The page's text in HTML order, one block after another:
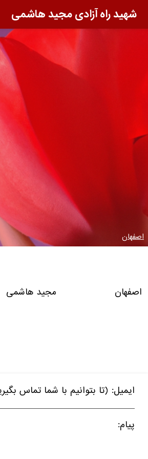
شهید راه آزادی مجید هاشمی
اصفهان
اصفهان مجید هاشمی
ایمیل: (تا بتوانیم با شما تماس
پیام: